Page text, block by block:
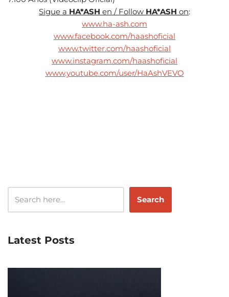
Sigue a HA*ASH en / Follow HA*ASH on:
www.ha-ash.com
www.facebook.com/haashoficial
www.twitter.com/haashoficial
www.instagram.com/haashoficial
www.youtube.com/user/HaAshVEVO
Search
Latest Posts